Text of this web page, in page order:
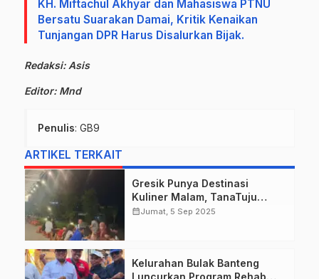
KH. Miftachul Akhyar dan Mahasiswa PTNU
Bersatu Suarakan Damai, Kritik Kenaikan
Tunjangan DPR Harus Disalurkan Bijak.
Redaksi: Asis
Editor: Mnd
Penulis: GB9
ARTIKEL TERKAIT
Gresik Punya Destinasi
Kuliner Malam, TanaTuju
Suguhkan Makanan UMKM,
calendar_monthJumat, 5 Sep 2025
Kelurahan Bulak Banteng